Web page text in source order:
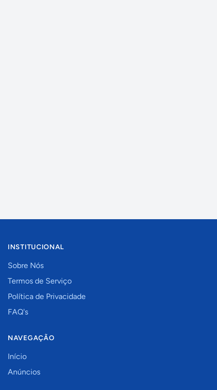
INSTITUCIONAL
Sobre Nós
Termos de Serviço
Política de Privacidade
FAQ's
NAVEGAÇÃO
Início
Anúncios